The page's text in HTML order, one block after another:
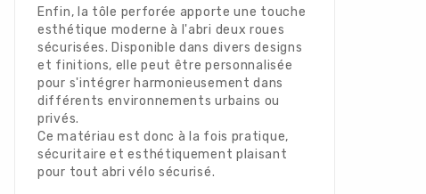
Enfin, la tôle perforée apporte une touche
esthétique moderne à l'abri deux roues
sécurisées. Disponible dans divers designs
et finitions, elle peut être personnalisée
pour s'intégrer harmonieusement dans
différents environnements urbains ou
privés.
Ce matériau est donc à la fois pratique,
sécuritaire et esthétiquement plaisant
pour tout abri vélo sécurisé.